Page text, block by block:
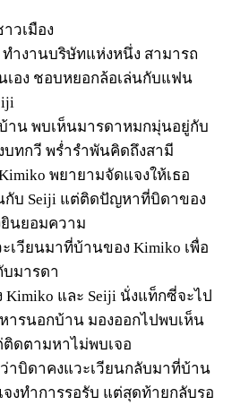
วเมือง
ทำงานบริษัทแห่งหนึ่ง สามารถ
เอง ชอบหยอกล้อเล่นกับแฟน
าน พบเห็นมารดาหมกมุ่นอยู่กับ
บทกวี พร่ำรำพันคิดถึงสามี
พยายามจัดแจงให้เธอ
กับ Seiji แต่ติดปัญหาที่บิดาของ
ยินยอมความ
ะเวียนมาที่บ้านของ Kimiko เพื่อ
บมารดา
Kimiko และ Seiji นั่งแท็กซี่จะไป
ารนอกบ้าน มองออกไปพบเห็น
ดตามหาไม่พบเจอ
าบิดาคงแวะเวียนกลับมาที่บ้าน
จงทำการรอรับ แต่สุดท้ายกลับรอ